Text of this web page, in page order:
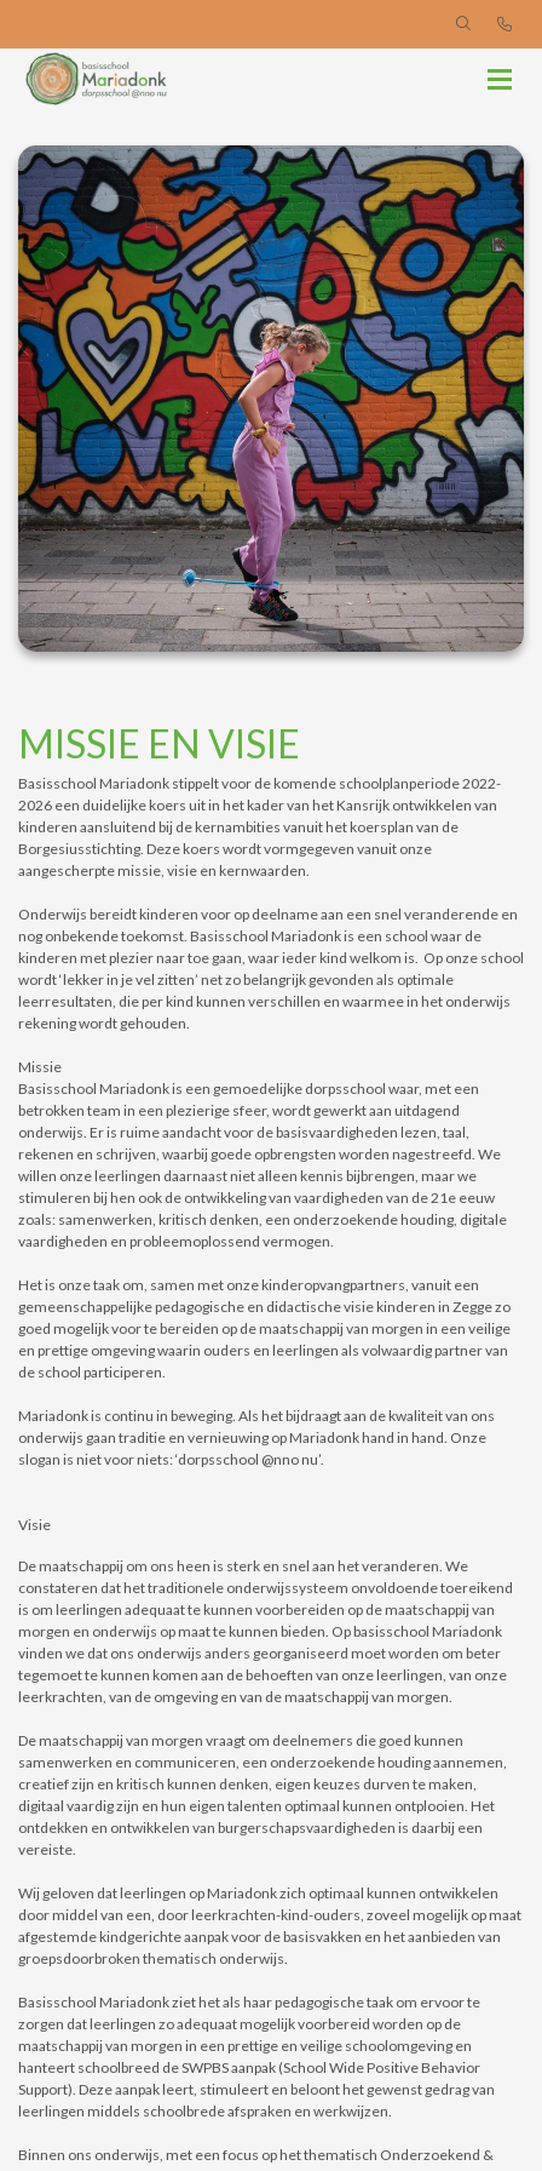
MISSIE EN VISIE
Basisschool Mariadonk stippelt voor de komende schoolplanperiode 2022-
2026 een duidelijke koers uit in het kader van het Kansrijk ontwikkelen van
kinderen aansluitend bij de kernambities vanuit het koersplan van de
Borgesiusstichting. Deze koers wordt vormgegeven vanuit onze
aangescherpte missie, visie en kernwaarden.
Onderwijs bereidt kinderen voor op deelname aan een snel veranderende en
nog onbekende toekomst. Basisschool Mariadonk is een school waar de
kinderen met plezier naar toe gaan, waar ieder kind welkom is. Op onze school
wordt ‘lekker in je vel zitten’ net zo belangrijk gevonden als optimale
leerresultaten, die per kind kunnen verschillen en waarmee in het onderwijs
rekening wordt gehouden.
Missie
Basisschool Mariadonk is een gemoedelijke dorpsschool waar, met een
betrokken team in een plezierige sfeer, wordt gewerkt aan uitdagend
onderwijs. Er is ruime aandacht voor de basisvaardigheden lezen, taal,
rekenen en schrijven, waarbij goede opbrengsten worden nagestreefd. We
willen onze leerlingen daarnaast niet alleen kennis bijbrengen, maar we
stimuleren bij hen ook de ontwikkeling van vaardigheden van de 21e eeuw
zoals: samenwerken, kritisch denken, een onderzoekende houding, digitale
vaardigheden en probleemoplossend vermogen.
Het is onze taak om, samen met onze kinderopvangpartners, vanuit een
gemeenschappelijke pedagogische en didactische visie kinderen in Zegge zo
goed mogelijk voor te bereiden op de maatschappij van morgen in een veilige
en prettige omgeving waarin ouders en leerlingen als volwaardig partner van
de school participeren.
Mariadonk is continu in beweging. Als het bijdraagt aan de kwaliteit van ons
onderwijs gaan traditie en vernieuwing op Mariadonk hand in hand. Onze
slogan is niet voor niets: ‘dorpsschool @nno nu’.
Visie
De maatschappij om ons heen is sterk en snel aan het veranderen. We
constateren dat het traditionele onderwijssysteem onvoldoende toereikend
is om leerlingen adequaat te kunnen voorbereiden op de maatschappij van
morgen en onderwijs op maat te kunnen bieden. Op basisschool Mariadonk
vinden we dat ons onderwijs anders georganiseerd moet worden om beter
tegemoet te kunnen komen aan de behoeften van onze leerlingen, van onze
leerkrachten, van de omgeving en van de maatschappij van morgen.
De maatschappij van morgen vraagt om deelnemers die goed kunnen
samenwerken en communiceren, een onderzoekende houding aannemen,
creatief zijn en kritisch kunnen denken, eigen keuzes durven te maken,
digitaal vaardig zijn en hun eigen talenten optimaal kunnen ontplooien. Het
ontdekken en ontwikkelen van burgerschapsvaardigheden is daarbij een
vereiste.
Wij geloven dat leerlingen op Mariadonk zich optimaal kunnen ontwikkelen
door middel van een, door leerkrachten-kind-ouders, zoveel mogelijk op maat
afgestemde kindgerichte aanpak voor de basisvakken en het aanbieden van
groepsdoorbroken thematisch onderwijs.
Basisschool Mariadonk ziet het als haar pedagogische taak om ervoor te
zorgen dat leerlingen zo adequaat mogelijk voorbereid worden op de
maatschappij van morgen in een prettige en veilige schoolomgeving en
hanteert schoolbreed de SWPBS aanpak (School Wide Positive Behavior
Support). Deze aanpak leert, stimuleert en beloont het gewenst gedrag van
leerlingen middels schoolbrede afspraken en werkwijzen.
Binnen ons onderwijs, met een focus op het thematisch Onderzoekend &